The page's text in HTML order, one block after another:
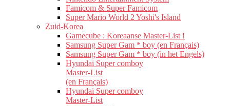
Famicom & Super Famicom
Super Mario World 2 Yoshi's Island
Zuid-Korea
Gamecube : Koreaanse Master-List !
Samsung Super Gam * boy (en Français)
Samsung Super Gam * boy (in het Engels)
Hyundai Super comboy
Master-List
(en Français)
Hyundai Super comboy
Master-List